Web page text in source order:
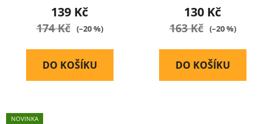
139 Kč
174 Kč (–20 %)
DO KOŠÍKU
130 Kč
163 Kč (–20 %)
DO KOŠÍKU
NOVINKA